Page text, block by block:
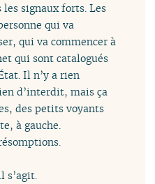
signaux forts. Les
qui va
qui va commencer à
qui sont catalogués
Il n’y a rien
d’interdit, mais ça
des petits voyants
à gauche.
s’agit.